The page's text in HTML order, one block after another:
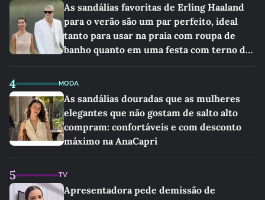
As sandálias favoritas de Erling Haaland
para o verão são um par perfeito, ideal
tanto para usar na praia com roupa de
banho quanto em uma festa com terno de
4 MODA
As sandálias douradas que as mulheres
elegantes que não gostam de salto alto
compram: confortáveis e com desconto
máximo na AnaCapri
5 TV
Apresentadora pede demissão de